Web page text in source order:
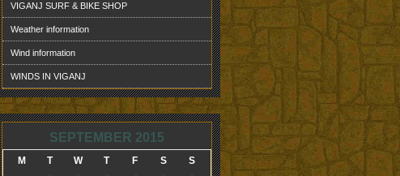
VIGANJ SURF & BIKE SHOP
Weather information
Wind information
WINDS IN VIGANJ
SEPTEMBER 2015
M T W T F S S